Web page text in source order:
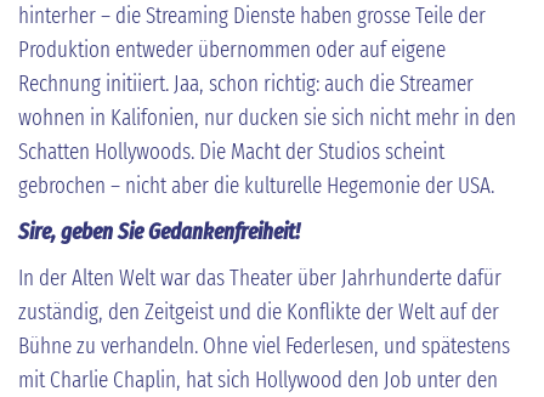
hinterher – die Streaming Dienste haben grosse Teile der
Produktion entweder übernommen oder auf eigene
Rechnung initiiert. Jaa, schon richtig: auch die Streamer
wohnen in Kalifonien, nur ducken sie sich nicht mehr in den
Schatten Hollywoods. Die Macht der Studios scheint
gebrochen – nicht aber die kulturelle Hegemonie der USA.
Sire, geben Sie Gedankenfreiheit!
In der Alten Welt war das Theater über Jahrhunderte dafür
zuständig, den Zeitgeist und die Konflikte der Welt auf der
Bühne zu verhandeln. Ohne viel Federlesen, und spätestens
mit Charlie Chaplin, hat sich Hollywood den Job unter den